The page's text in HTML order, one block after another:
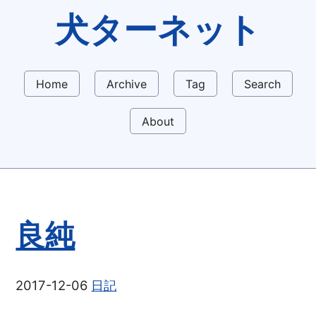
犬ターネット
Home Archive Tag Search
About
良純
2017-12-06 日記